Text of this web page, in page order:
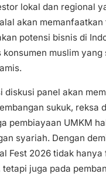
lokal dan regional
akan memanfaatkan
potensi bisnis di
konsumen muslim yang
diskusi panel akan
sukuk, reksa
pembiayaan UMKM
syariah. Dengan
Fest 2026 tidak hanya
tetapi juga pada